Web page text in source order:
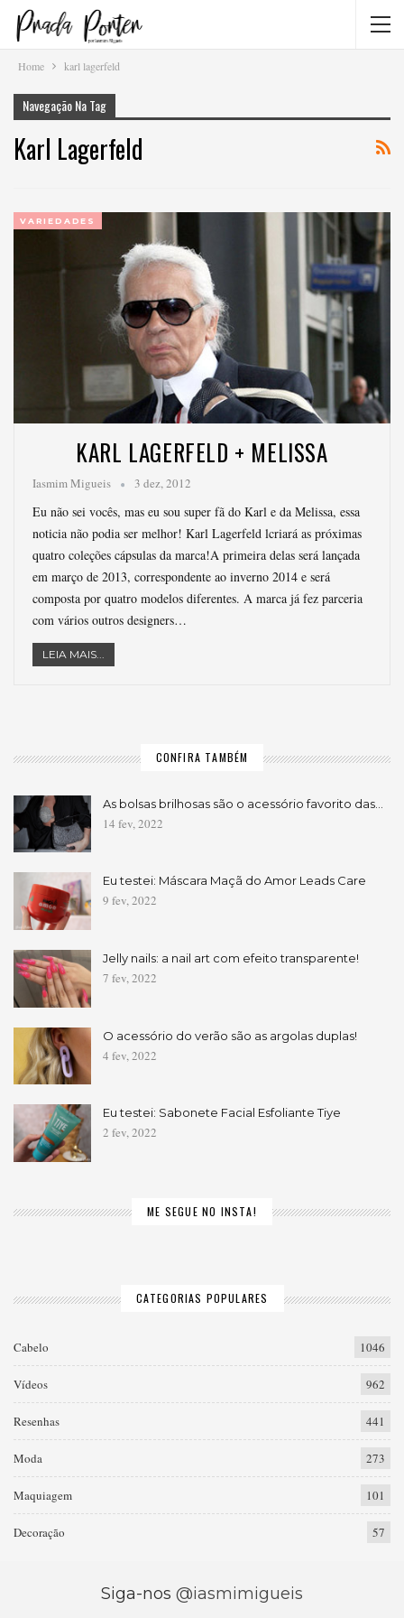
Home karl lagerfeld
Navegação Na Tag
Karl Lagerfeld
VARIEDADES
KARL LAGERFELD + MELISSA
Iasmim Migueis 3 dez, 2012
Eu não sei vocês, mas eu sou super fã do Karl e da Melissa, essa
noticia não podia ser melhor! Karl Lagerfeld lcriará as próximas
quatro coleções cápsulas da marca!A primeira delas será lançada
em março de 2013, correspondente ao inverno 2014 e será
composta por quatro modelos diferentes. A marca já fez parceria
com vários outros designers…
LEIA MAIS...
CONFIRA TAMBÉM
As bolsas brilhosas são o acessório favorito das…
14 fev, 2022
Eu testei: Máscara Maçã do Amor Leads Care
9 fev, 2022
Jelly nails: a nail art com efeito transparente!
7 fev, 2022
O acessório do verão são as argolas duplas!
4 fev, 2022
Eu testei: Sabonete Facial Esfoliante Tiye
2 fev, 2022
ME SEGUE NO INSTA!
CATEGORIAS POPULARES
Cabelo 1046
Vídeos 962
Resenhas 441
Moda 273
Maquiagem 101
Decoração 57
Siga-nos @iasmimigueis